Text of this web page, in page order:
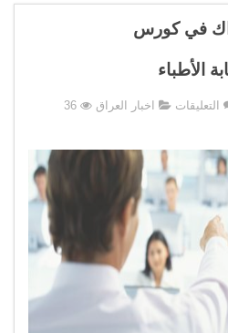
في كورس
التعليقات على
فرصة
للإشتراك
كورس
من
نقابة
الأطباء
مغلقة
اخبار العراق
36